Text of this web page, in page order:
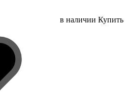
в наличии Купить